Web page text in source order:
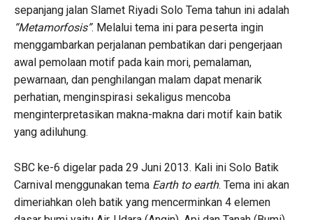
sepanjang jalan Slamet Riyadi Solo Tema tahun ini adalah
“Metamorfosis”. Melalui tema ini para peserta ingin
menggambarkan perjalanan pembatikan dari pengerjaan
awal pemolaan motif pada kain mori, pemalaman,
pewarnaan, dan penghilangan malam dapat menarik
perhatian, menginspirasi sekaligus mencoba
menginterpretasikan makna-makna dari motif kain batik
yang adiluhung.
SBC ke-6 digelar pada 29 Juni 2013. Kali ini Solo Batik
Carnival menggunakan tema Earth to earth. Tema ini akan
dimeriahkan oleh batik yang mencerminkan 4 elemen